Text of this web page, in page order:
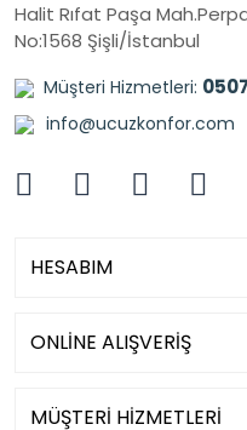
Halit Rıfat Paşa
No:1568 Şişli/İstanbul
Müşteri Hizmetleri:
info@ucuzkonfor.com
HESABIM
ONLİNE ALIŞVERİŞ
MÜŞTERİ HİZMETLERİ